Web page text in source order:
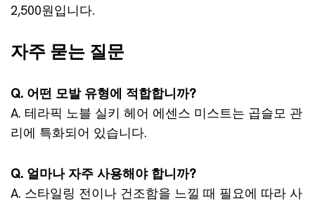
2,500원입니다.
자주 묻는 질문
Q. 어떤 모발 유형에 적합합니까?
A. 테라픽 노블 실키 헤어 에센스 미스트는 곱슬모 관
리에 특화되어 있습니다.
Q. 얼마나 자주 사용해야 합니까?
A. 스타일링 전이나 건조함을 느낄 때 필요에 따라 사